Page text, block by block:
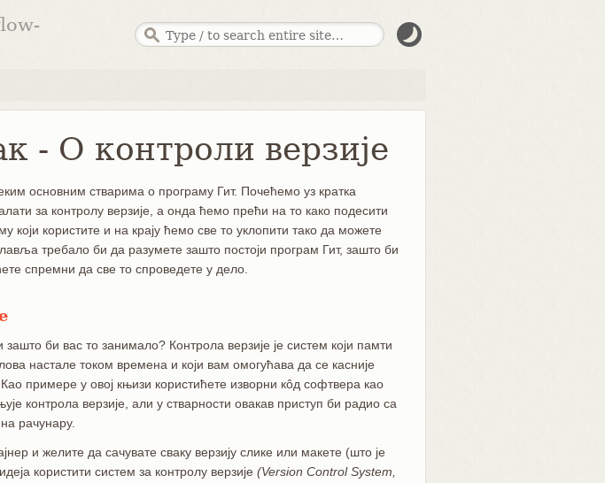
- О контроли верзије
основним стварима о програму Гит. Почећемо уз кратка
за контролу верзије, а онда ћемо прећи на то како подесити
који користите и на крају ћемо све то уклопити тако да можете
требало би да разумете зашто постоји програм Гит, зашто би
спремни да све то спроведете у дело.
зашто би вас то занимало? Контрола верзије је систем који памти
настале током времена и који вам омогућава да се касније
примере у овој књизи користићете изворни кôд софтвера као
контрола верзије, али у стварности овакав приступ би радио са
рачунару.
и желите да сачувате сваку верзију слике или макете (што је
користити систем за контролу верзије (Version Control System,